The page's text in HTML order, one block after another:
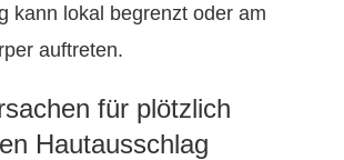
kann lokal begrenzt oder am
auftreten.
für plötzlich
Hautausschlag